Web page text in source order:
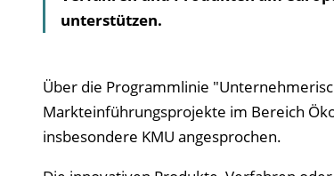
unterstützen.
Über die Programmlinie
Markteinführungsprojekte im Bereich
insbesondere KMU angesprochen.